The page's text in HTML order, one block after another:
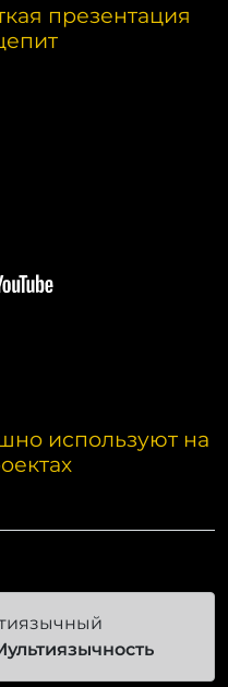
презентация
используют на